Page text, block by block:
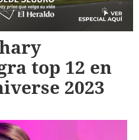
top 12 en
2023